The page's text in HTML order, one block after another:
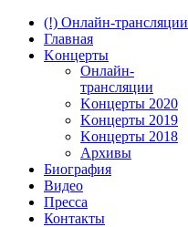
(!) Онлайн-трансляции
Главная
Kонцерты
Онлайн-
трансляции
Kонцерты 2020
Kонцерты 2019
Kонцерты 2018
Архивы
Биография
Видео
Пресса
Контакты